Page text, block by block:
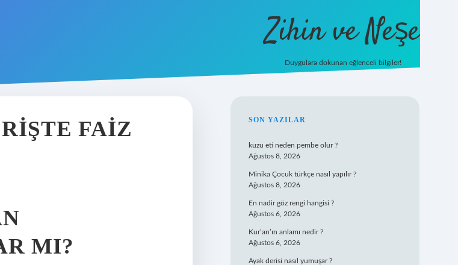
Zihin ve Neşe
Duygulara dokunan eğlenceli bilgiler!
FAIZ
MI?
SIDEBAR
SON YAZILAR
kuzu eti neden pembe olur ?
Ağustos 8, 2026
Minika Çocuk türkçe nasıl yapılır ?
Ağustos 8, 2026
En nadir göz rengi hangisi ?
Ağustos 6, 2026
Kur’an’ın anlamı nedir ?
Ağustos 6, 2026
Ayak derisi nasıl yumuşar ?